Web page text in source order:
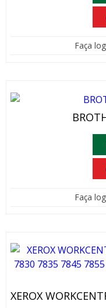
Faça
Faça